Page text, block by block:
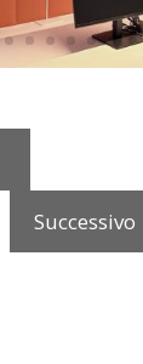
Successivo